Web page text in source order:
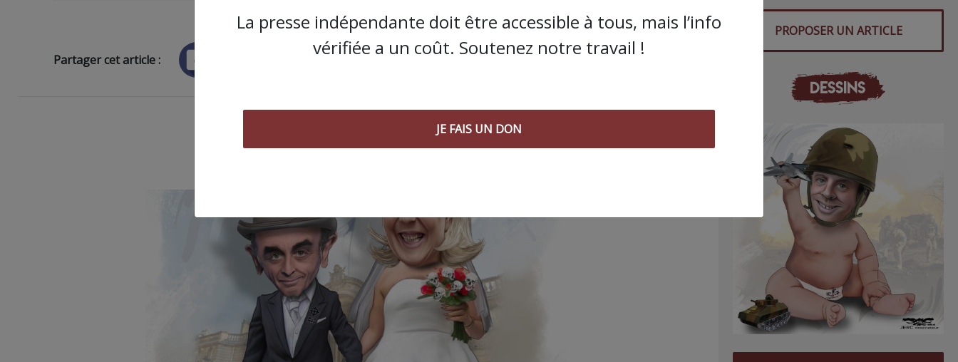
Partager cet article :
ARTICLE AGORA SUIVANT :
PROPOSER UN ARTICLE
DESSINS
La presse indépendante doit être accessible à tous, mais l’info
vérifiée a un coût. Soutenez notre travail !
JE FAIS UN DON